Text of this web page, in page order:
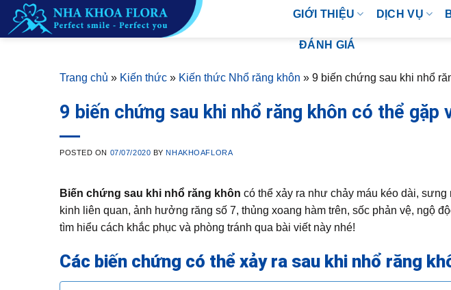
Skip
GIỚI THIỆU DỊCH VỤ
ĐÁNH GIÁ
Trang chủ » Kiến thức » Kiến thức Nhổ răng khôn » 9 biến chứng sau khi nhổ
9 biến chứng sau khi nhổ răng khôn có thể gặp
POSTED ON 07/07/2020 BYNHAKHOAFLORA
Biến chứng sau khi nhổ răng khôn có thể xảy ra như chảy máu kéo dài,
kinh liên quan, ảnh hưởng răng số 7, thủng xoang hàm trên, sốc phản vệ, ngộ
tìm hiểu cách khắc phục và phòng tránh qua bài viết này nhé!
Các biến chứng có thể xảy ra sau khi nhổ răng